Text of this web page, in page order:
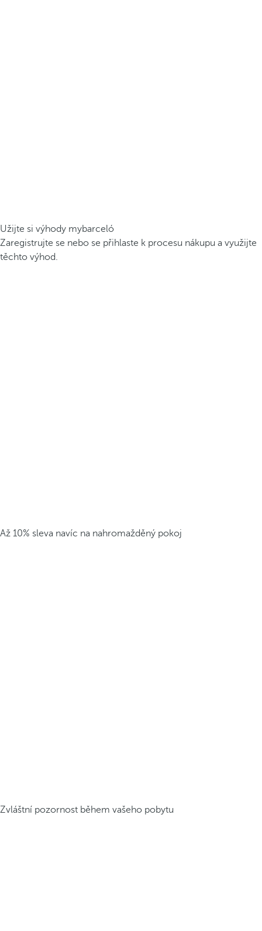
Užijte si výhody mybarceló
Zaregistrujte se nebo se přihlaste k procesu nákupu a využijte
těchto výhod.
Až 10% sleva navíc na nahromažděný pokoj
Zvláštní pozornost během vašeho pobytu